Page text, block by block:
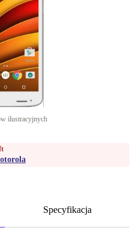
ilustracyjnych
Specyfikacja